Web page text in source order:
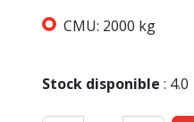
CMU: 2000 kg
Stock disponible : 4.0